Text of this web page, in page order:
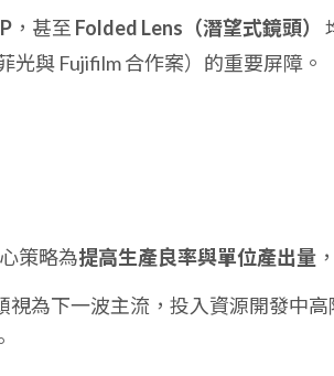
，甚至 Folded Lens（潛望式鏡頭）
光與 Fujifilm 合作案）的重要屏障。
策略為提高生產良率與單位產出量
視為下一波主流，投入資源開發中